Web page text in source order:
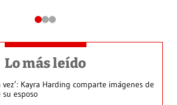
Lo más leído
vez’: Kayra Harding comparte imágenes de
esposo